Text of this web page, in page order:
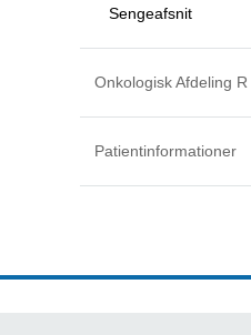
Sengeafsnit
Onkologisk Afdeling R
Patientinformationer